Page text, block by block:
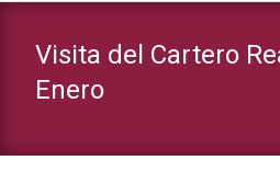
Visita del Cartero
Enero